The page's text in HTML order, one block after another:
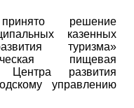
решение
казенных
туризма»
пищевая
Центра развития
управлению